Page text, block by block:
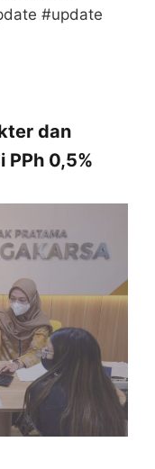
#update
dan
PPh 0,5%